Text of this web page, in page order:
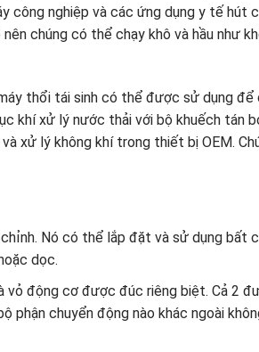
công nghiệp và các ứng dụng y tế hút
chúng có thể chạy khô và hầu như
thổi tái sinh có thể được sử dụng để
khí xử lý nước thải với bộ khuếch tán
xử lý không khí trong thiết bị OEM.
Nó có thể lắp đặt và sử dụng bất
dọc.
vỏ động cơ được đúc riêng biệt. Cả 2
phận chuyển động nào khác ngoài